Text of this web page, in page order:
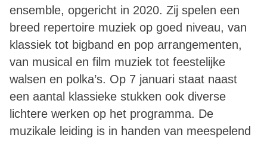
ensemble, opgericht in 2020. Zij spelen een
breed repertoire muziek op goed niveau, van
klassiek tot bigband en pop arrangementen,
van musical en film muziek tot feestelijke
walsen en polka’s. Op 7 januari staat naast
een aantal klassieke stukken ook diverse
lichtere werken op het programma. De
muzikale leiding is in handen van meespelend